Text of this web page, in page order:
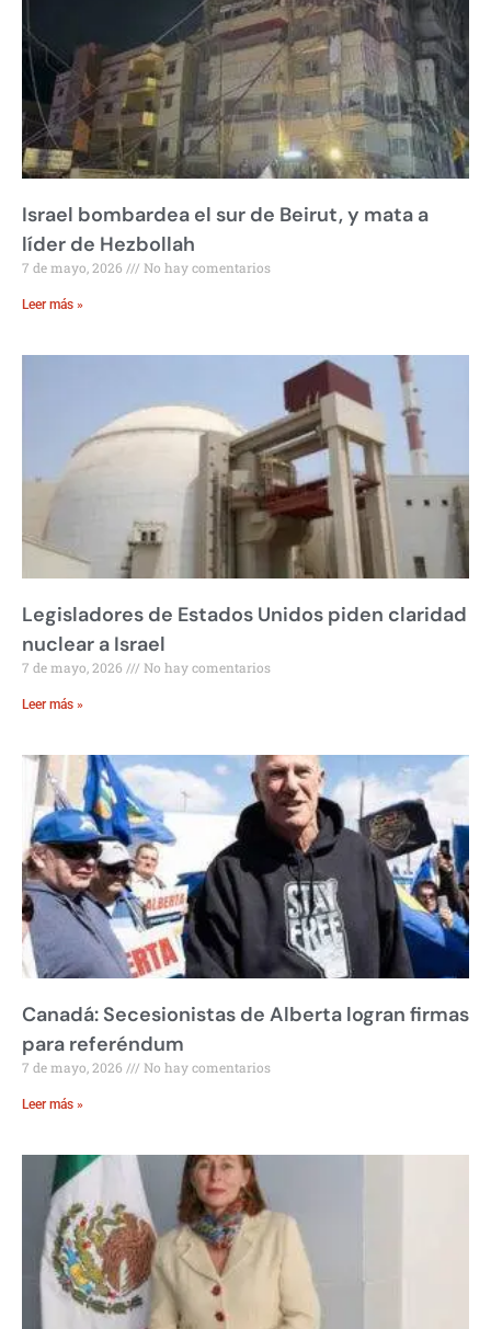
Israel bombardea el sur de Beirut, y mata a
líder de Hezbollah
7 de mayo, 2026 No hay comentarios
Leer más »
Legisladores de Estados Unidos piden claridad
nuclear a Israel
7 de mayo, 2026 No hay comentarios
Leer más »
Canadá: Secesionistas de Alberta logran firmas
para referéndum
7 de mayo, 2026 No hay comentarios
Leer más »